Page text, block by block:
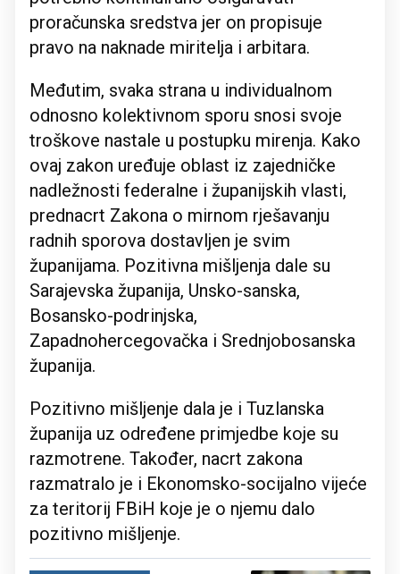
proračunska sredstva jer on propisuje
pravo na naknade miritelja i arbitara.
Međutim, svaka strana u individualnom
odnosno kolektivnom sporu snosi svoje
troškove nastale u postupku mirenja. Kako
ovaj zakon uređuje oblast iz zajedničke
nadležnosti federalne i županijskih vlasti,
prednacrt Zakona o mirnom rješavanju
radnih sporova dostavljen je svim
županijama. Pozitivna mišljenja dale su
Sarajevska županija, Unsko-sanska,
Bosansko-podrinjska,
Zapadnohercegovačka i Srednjobosanska
županija.
Pozitivno mišljenje dala je i Tuzlanska
županija uz određene primjedbe koje su
razmotrene. Također, nacrt zakona
razmatralo je i Ekonomsko-socijalno vijeće
za teritorij FBiH koje je o njemu dalo
pozitivno mišljenje.